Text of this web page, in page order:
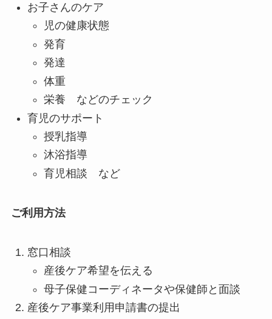
お子さんのケア
児の健康状態
発育
発達
体重
栄養 などのチェック
育児のサポート
授乳指導
沐浴指導
育児相談 など
ご利用方法
窓口相談
産後ケア希望を伝える
母子保健コーディネータや保健師と面談
産後ケア事業利用申請書の提出